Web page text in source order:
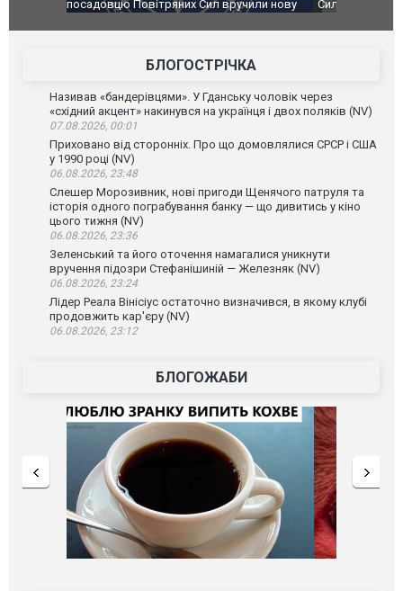
Сили оборони уразили Ярославський НПЗ:
атаку. ВІДЕО
Неймар
БЛОГОСТРІЧКА
Називав «бандерівцями». У Гданську чоловік через
«східний акцент» накинувся на українця і двох поляків (NV)
07.08.2026, 00:01
Приховано від сторонніх. Про що домовлялися СРСР і США
у 1990 році (NV)
06.08.2026, 23:48
Слешер Морозивник, нові пригоди Щенячого патруля та
історія одного пограбування банку — що дивитись у кіно
цього тижня (NV)
06.08.2026, 23:36
Зеленський та його оточення намагалися уникнути
вручення підозри Стефанішиній — Железняк (NV)
06.08.2026, 23:24
Лідер Реала Вінісіус остаточно визначився, в якому клубі
продовжить кар'єру (NV)
06.08.2026, 23:12
БЛОГОЖАБИ